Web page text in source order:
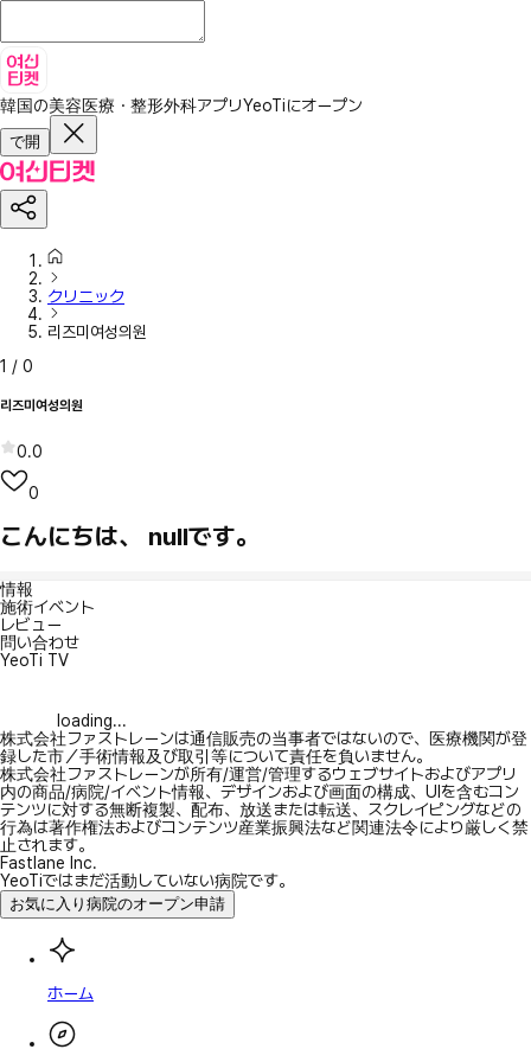
韓国の美容医療・整形外科アプリYeoTiにオープン
で開
クリニック
리즈미여성의원
1 / 0
리즈미여성의원
0.0
0
こんにちは、 nullです。
情報
施術イベント
レビュー
問い合わせ
YeoTi TV
loading...
株式会社ファストレーンは通信販売の当事者ではないので、医療機関が登
録した市／手術情報及び取引等について責任を負いません。
株式会社ファストレーンが所有/運営/管理するウェブサイトおよびアプリ
内の商品/病院/イベント情報、デザインおよび画面の構成、UIを含むコン
テンツに対する無断複製、配布、放送または転送、スクレイピングなどの
行為は著作権法およびコンテンツ産業振興法など関連法令により厳しく禁
止されます。
Fastlane Inc.
YeoTiではまだ活動していない病院です。
お気に入り病院のオープン申請
ホーム